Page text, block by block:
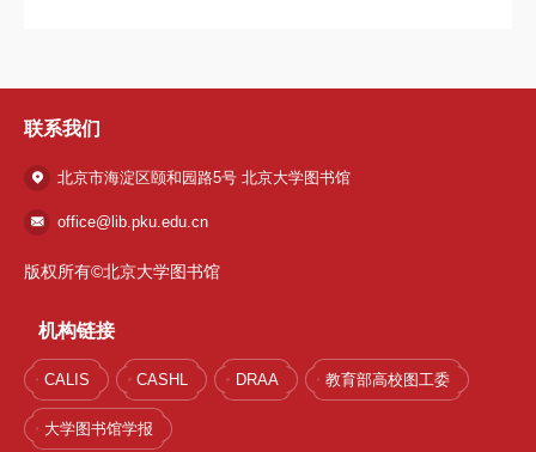
联系我们
北京市海淀区颐和园路5号 北京大学图书馆
office@lib.pku.edu.cn
版权所有©北京大学图书馆
机构链接
CALIS CASHL DRAA 教育部高校图工委
大学图书馆学报